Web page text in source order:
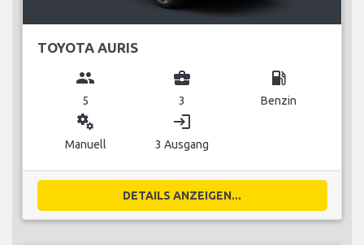
TOYOTA AURIS
group
5
business_center
3
local_gas_station
Benzin
miscellaneous_services
Manuell
login
3 Ausgang
DETAILS ANZEIGEN...